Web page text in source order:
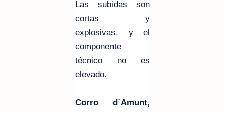
Las subidas son
cortas y
explosivas, y el
componente
técnico no es
elevado.
Corro d´Amunt,